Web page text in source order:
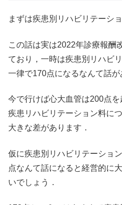
まずは疾患別リハビリテーシ
この話は実は2022年診療報酬
ており，一時は疾患別リハビ
一律で170点になるなんて話が
今で行けば心大血管は200点
疾患リハビリテーション料に
大きな差があります．
仮に疾患別リハビリテーショ
点なんて話になると経営的に
いでしょう．